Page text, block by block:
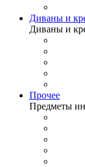
Диваны и
Диваны и
Прочее
Предметы